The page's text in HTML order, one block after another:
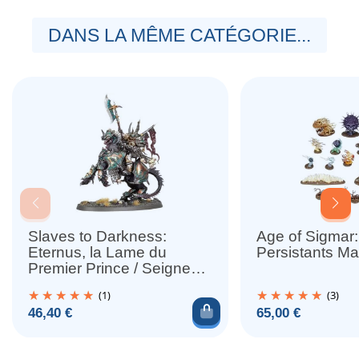
DANS LA MÊME CATÉGORIE...
Slaves to Darkness:
Eternus, la Lame du
Premier Prince / Seigneur
(1)
Prix
46,40 € Ajouter au panier
Age of
Persistants
(3)
Prix
65,00 €